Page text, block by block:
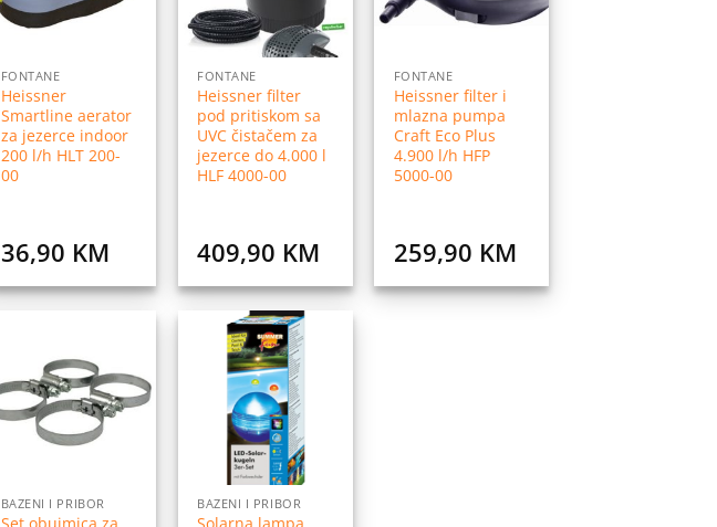
FONTANE
Heissner
Smartline aerator
za jezerce indoor
200 l/h HLT 200-
00
36,90 KM
FONTANE
Heissner filter
pod pritiskom sa
UVC čistačem za
jezerce do 4.000 l
HLF 4000-00
409,90 KM
FONTANE
Heissner filter i
mlazna pumpa
Craft Eco Plus
4.900 l/h HFP
5000-00
259,90 KM
Dodaj
na
listu
želja
BAZENI I PRIBOR
Dodaj
BAZENI I PRIBOR